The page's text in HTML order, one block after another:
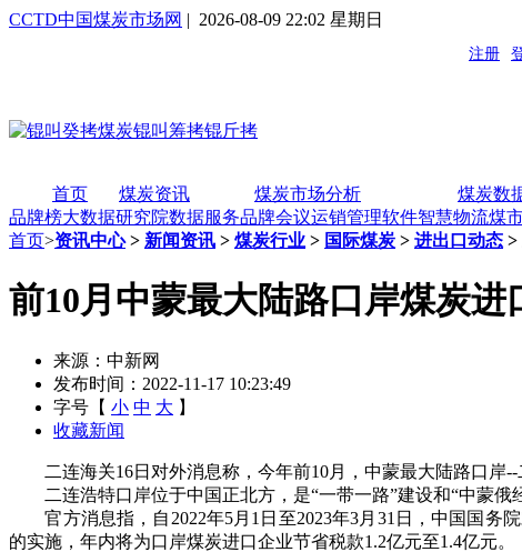
CCTD中国煤炭市场网 | 2026-08-09 22:02 星期日
首页 煤炭资讯 煤炭市场分析 煤炭数
品牌榜大数据研究院数据服务品牌会议运销管理软件智慧物流煤
首页>资讯中心> 新闻资讯 > 煤炭行业 > 国际煤炭 > 进出口动态 >
前10月中蒙最大陆路口岸煤炭进
来源：中新网
发布时间：2022-11-17 10:23:49
字号【 小 中 大 】
收藏新闻
二连海关16日对外消息称，今年前10月，中蒙最大陆路口岸--
二连浩特口岸位于中国正北方，是“一带一路”建设和“中蒙俄
官方消息指，自2022年5月1日至2023年3月31日，中国国务
的实施，年内将为口岸煤炭进口企业节省税款1.2亿元至1.4亿元。